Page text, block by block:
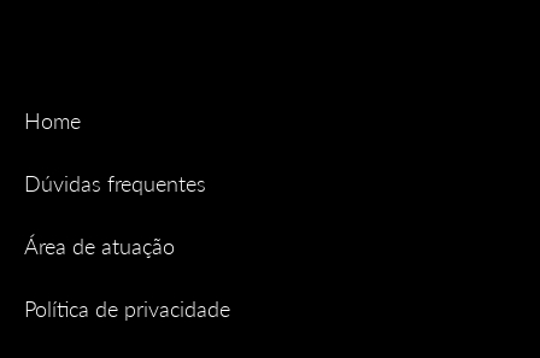
Home
Dúvidas frequentes
Área de atuação
Política de privacidade